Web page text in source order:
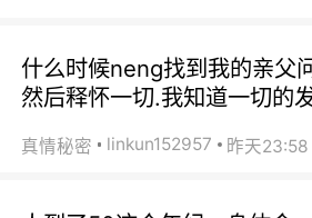
什么时候neng找到我的亲父
然后释怀一切.我知道一切的
真情秘密 linkun152957 昨天23:58